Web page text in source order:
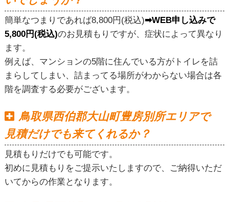
簡単なつまりであれば8,800円(税込)➡WEB申し込みで
5,800円(税込)のお見積もりですが、症状によって異なり
ます。
例えば、マンションの5階に住んでいる方がトイレを詰
まらしてしまい、詰まってる場所がわからない場合は各
階を調査する必要がございます。
鳥取県西伯郡大山町豊房別所エリアで
見積だけでも来てくれるか？
見積もりだけでも可能です。
初めに見積もりをご提示いたしますので、ご納得いただ
いてからの作業となります。